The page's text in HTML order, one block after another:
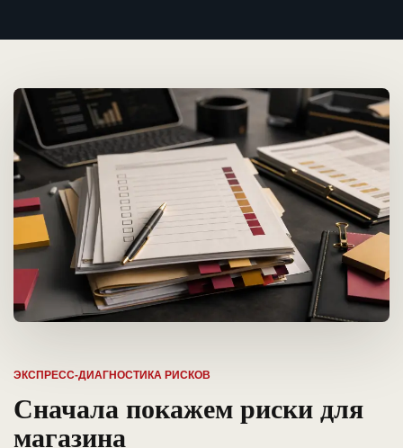
ЭКСПРЕСС-ДИАГНОСТИКА РИСКОВ
Сначала покажем риски для
магазина